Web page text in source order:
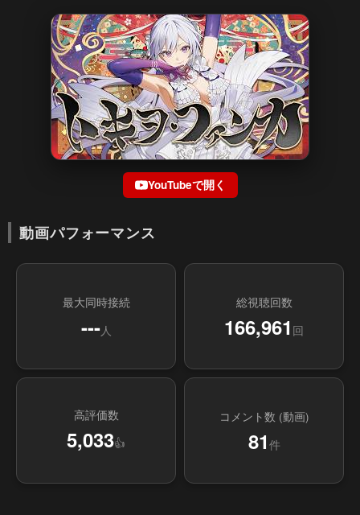
YouTubeで開く
動画パフォーマンス
最大同時接続
---人
総視聴回数
166,961 回
高評価数
5,033👍
コメント数 (動画)
81 件